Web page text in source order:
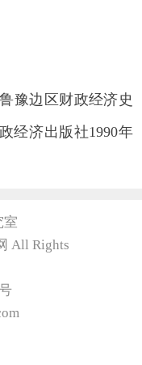
豫边区财政经济史
经济出版社1990年
室
All Rights